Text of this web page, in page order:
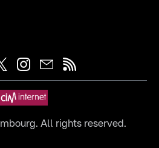
All rights reserved.